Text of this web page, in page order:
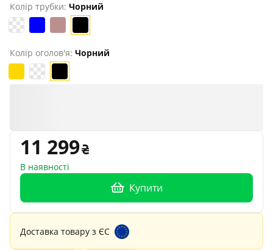
Колір трубки: Чорний
Колір оголов'я: Чорний
11 299
В наявності
Купити
Доставка товару з ЄС